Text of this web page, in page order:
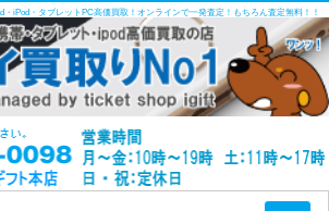
iPod・タブレットPC高価買取！オンラインで一発査定！もちろん査定無料！！